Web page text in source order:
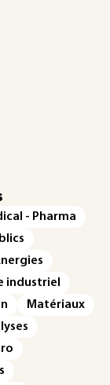
- Pharma
industriel
Matériaux